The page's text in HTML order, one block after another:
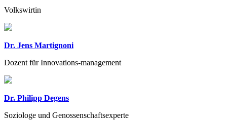
Volkswirtin
Dr. Jens Martignoni
Dozent für Innovations-management
Dr. Philipp Degens
Soziologe und Genossenschaftsexperte